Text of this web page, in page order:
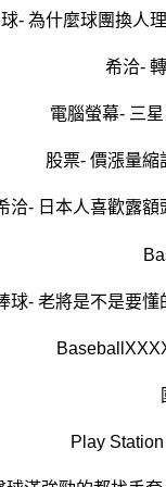
- 為什麼球團換人
希洽-
電腦螢幕- 三
股票- 價漲量縮
洽- 日本人喜歡露額
球- 老將是不是要懂
Play